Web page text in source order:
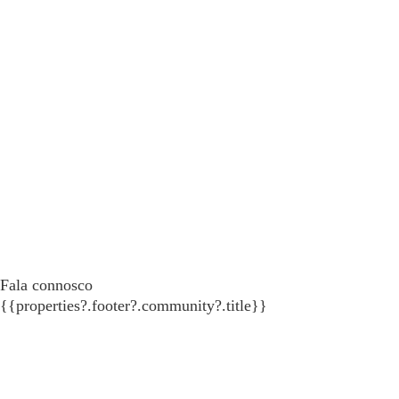
Fala connosco
{{properties?.footer?.community?.title}}